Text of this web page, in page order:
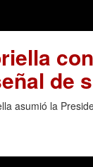
de
asumió la